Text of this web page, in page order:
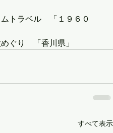
トラベル　「１９６０
ぐり　「香川県」
すべて表示